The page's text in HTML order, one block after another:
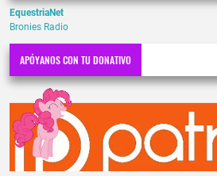
EquestriaNet
Bronies Radio
APÓYANOS CON TU DONATIVO